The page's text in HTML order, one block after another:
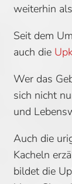
weiterhin
Seit dem
auch die
Wer das
sich nicht
und
Auch die
Kacheln
bildet die